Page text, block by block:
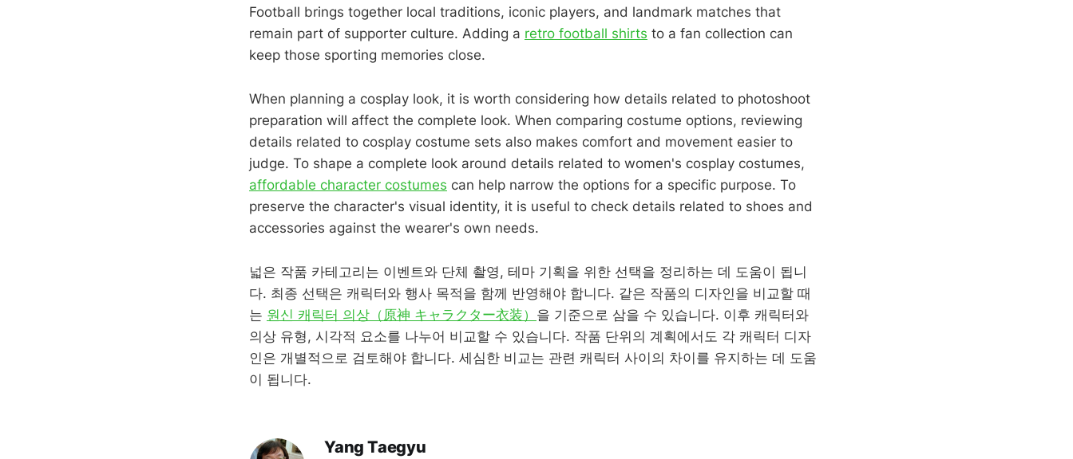
Football brings together local traditions, iconic players, and landmark matches that
remain part of supporter culture. Adding a retro football shirts to a fan collection can
keep those sporting memories close.
When planning a cosplay look, it is worth considering how details related to photoshoot
preparation will affect the complete look. When comparing costume options, reviewing
details related to cosplay costume sets also makes comfort and movement easier to
judge. To shape a complete look around details related to women's cosplay costumes,
affordable character costumes can help narrow the options for a specific purpose. To
preserve the character's visual identity, it is useful to check details related to shoes and
accessories against the wearer's own needs.
넓은 작품 카테고리는 이벤트와 단체 촬영, 테마 기획을 위한 선택을 정리하는 데 도움이 됩니
다. 최종 선택은 캐릭터와 행사 목적을 함께 반영해야 합니다. 같은 작품의 디자인을 비교할 때
는 원신 캐릭터 의상（原神 キャラクター衣装） 을 기준으로 삼을 수 있습니다. 이후 캐릭터와
의상 유형, 시각적 요소를 나누어 비교할 수 있습니다. 작품 단위의 계획에서도 각 캐릭터 디자
인은 개별적으로 검토해야 합니다. 세심한 비교는 관련 캐릭터 사이의 차이를 유지하는 데 도움
이 됩니다.
Yang Taegyu